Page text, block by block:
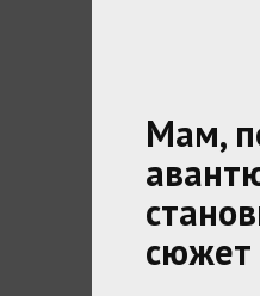
Мам,
сюжет